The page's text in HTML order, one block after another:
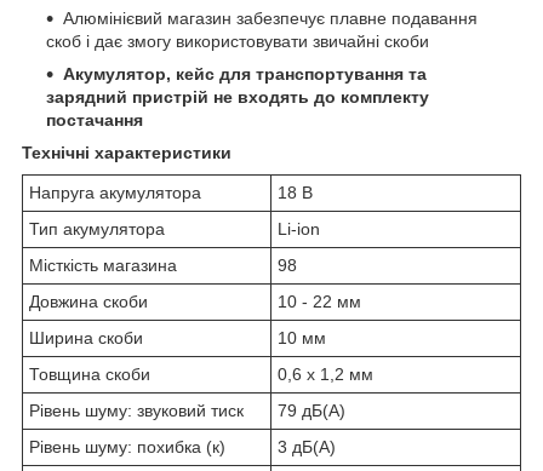
Алюмінієвий магазин забезпечує плавне подавання
скоб і дає змогу використовувати звичайні скоби
Акумулятор, кейс для транспортування та
зарядний пристрій не входять до комплекту
постачання
Технічні характеристики
Напруга акумулятора
18 В
Тип акумулятора
Li-ion
Місткість магазина
98
Довжина скоби
10 - 22 мм
Ширина скоби
10 мм
Товщина скоби
0,6 x 1,2 мм
Рівень шуму: звуковий тиск
79 дБ(А)
Рівень шуму: похибка (к)
3 дБ(А)